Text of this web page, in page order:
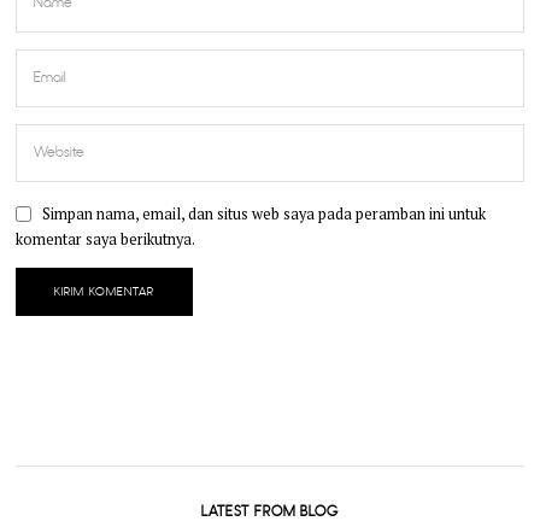
Simpan nama, email, dan situs web saya pada peramban ini untuk
komentar saya berikutnya.
LATEST FROM BLOG